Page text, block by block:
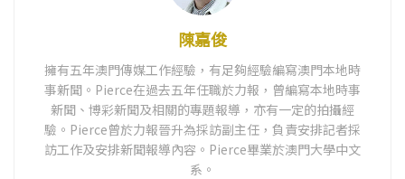
陳嘉俊
擁有五年澳門傳媒工作經驗，有足夠經驗編寫澳門本地時
事新聞。Pierce在過去五年任職於力報，曾編寫本地時事
新聞、博彩新聞及相關的專題報導，亦有一定的拍攝經
驗。Pierce曾於力報晉升為採訪副主任，負責安排記者採
訪工作及安排新聞報導內容。Pierce畢業於澳門大學中文
系。